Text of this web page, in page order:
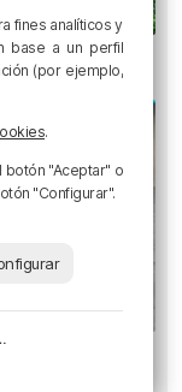
fáciles para
se
fines analíticos y
base a un perfil
(por ejemplo,
.
botón "Aceptar" o
"Configurar".